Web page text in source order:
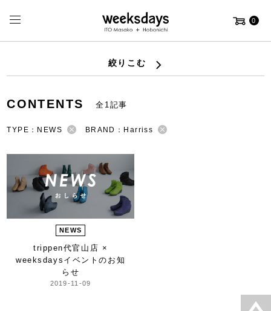
0
絞りこむ
CONTENTS 全1記事
TYPE：NEWS BRAND：Harriss
NEWS
trippen代官山店 ×
weeksdays イベントのお知
らせ
2019-11-09